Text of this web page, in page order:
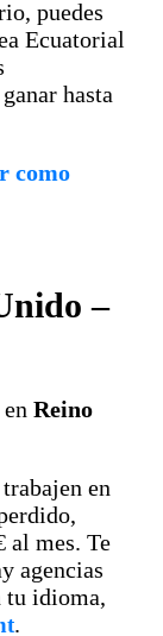
puedes
Ecuatorial
hasta
como
–
en Reino
en
al mes. Te
agencias
tu idioma,
.